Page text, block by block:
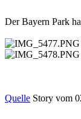
Der Bayern Park
Quelle Story vom